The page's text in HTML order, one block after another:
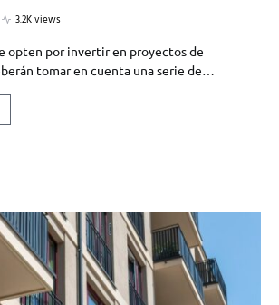
3.2K views
opten por invertir en proyectos de
tomar en cuenta una serie de…